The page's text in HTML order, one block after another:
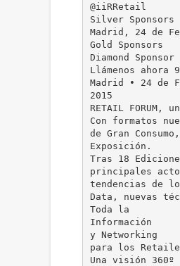
@iiRRetail
Silver Sponsors
Madrid, 24 de
Gold Sponsors
Diamond Sponsor
Llámenos ahora
Madrid • 24 de
2015
RETAIL
Con formatos
de Gran
Exposición.
Tras 18
principales
tendencias de
Data, nuevas
Toda la
Información
y Networking
para los
Una visión 360º